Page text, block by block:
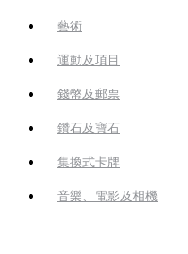
藝術
運動及項目
錢幣及郵票
鑽石及寶石
集換式卡牌
音樂、電影及相機